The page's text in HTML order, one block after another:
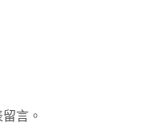
言。